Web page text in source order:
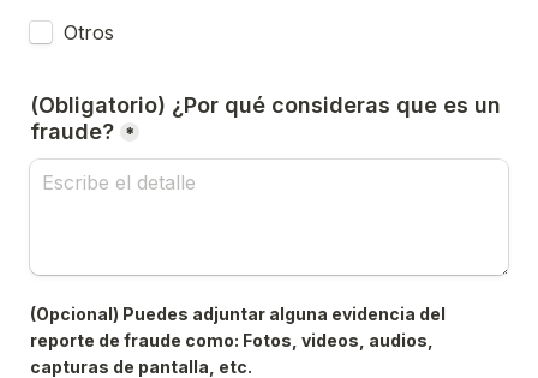
Otros
(Obligatorio) ¿Por qué consideras que es un
fraude? *
(Opcional) Puedes adjuntar alguna evidencia del
reporte de fraude como: Fotos, videos, audios,
capturas de pantalla, etc.